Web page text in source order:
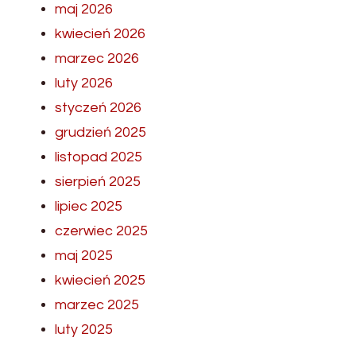
maj 2026
kwiecień 2026
marzec 2026
luty 2026
styczeń 2026
grudzień 2025
listopad 2025
sierpień 2025
lipiec 2025
czerwiec 2025
maj 2025
kwiecień 2025
marzec 2025
luty 2025